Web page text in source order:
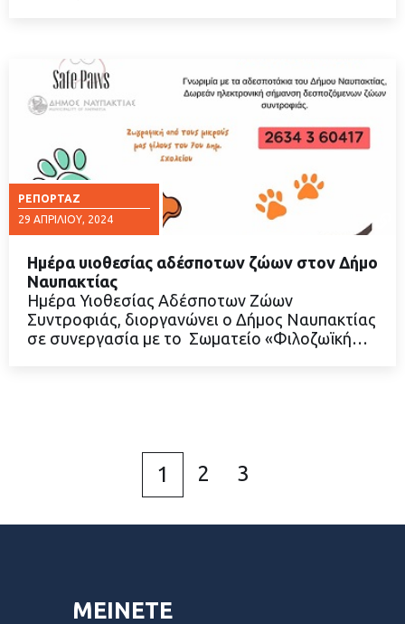
ΡΕΠΟΡΤΆΖ
29 ΑΠΡΙΛΊΟΥ, 2024
ΔΙΑΒΑΣΤΕ ΠΕΡΙΣΣΟΤΕΡΑ
Ημέρα υιοθεσίας αδέσποτων ζώων στον Δήμο
Ναυπακτίας
Ημέρα Υιοθεσίας Αδέσποτων Ζώων
Συντροφιάς, διοργανώνει ο Δήμος Ναυπακτίας
σε συνεργασία με το Σωματείο «Φιλοζωϊκή…
1 2 3
ΜΕΙΝΕΤΕ